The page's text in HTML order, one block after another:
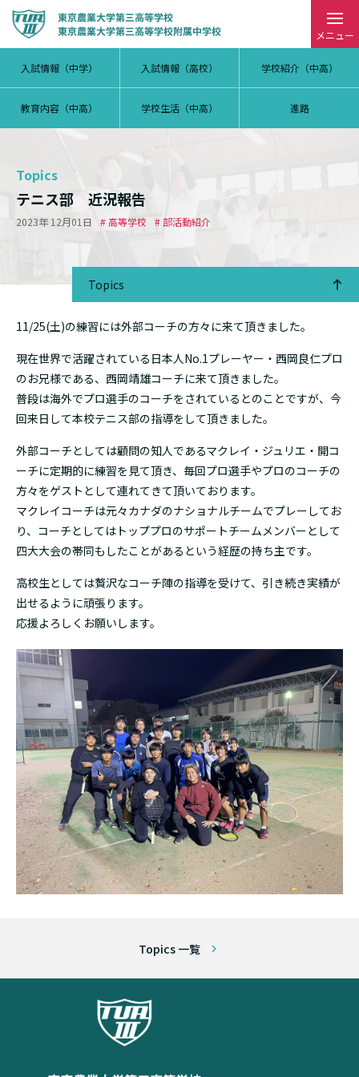
入試情報（中学） 入試情報（高校） 学校紹介（中高）
教育内容（中高） 学校生活（中高） 進路
メニュー
Topics
テニス部 近況報告
2023年 12月01日 # 高等学校 # 部活動紹介
Topics
11/25(土)の練習には外部コーチの方々に来て頂きました。
現在世界で活躍されている日本人No.1プレーヤー・西岡良仁プロ
のお兄様である、西岡靖雄コーチに来て頂きました。
普段は海外でプロ選手のコーチをされているとのことですが、今
回来日して本校テニス部の指導をして頂きました。
外部コーチとしては顧問の知人であるマクレイ・ジュリエ・開コ
ーチに定期的に練習を見て頂き、毎回プロ選手やプロのコーチの
方々をゲストとして連れてきて頂いております。
マクレイコーチは元々カナダのナショナルチームでプレーしてお
り、コーチとしてはトッププロのサポートチームメンバーとして
四大大会の帯同もしたことがあるという経歴の持ち主です。
高校生としては贅沢なコーチ陣の指導を受けて、引き続き実績が
出せるように頑張ります。
応援よろしくお願いします。
Topics 一覧